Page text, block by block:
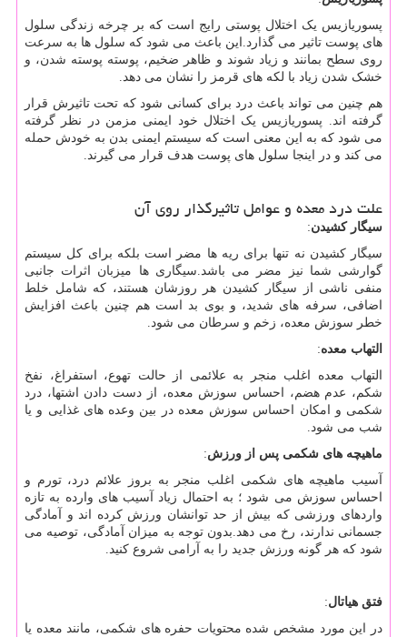
پسوریازیس یک اختلال پوستی رایج است که بر چرخه زندگی سلول
های پوست تاثیر می گذارد.این باعث می شود که سلول ها به سرعت
روی سطح بمانند و زیاد شوند و ظاهر ضخیم، پوسته پوسته شدن، و
خشک شدن زیاد با لکه های قرمز را نشان می دهد.
هم چنین می تواند باعث درد برای کسانی شود که تحت تاثیرش قرار
گرفته اند. پسوریازیس یک اختلال خود ایمنی مزمن در نظر گرفته
می شود که به این معنی است که سیستم ایمنی بدن به خودش حمله
می کند و در اینجا سلول های پوست هدف قرار می گیرند.
علت درد معده و عوامل تاثیرگذار روی آن
سیگار کشیدن:
سیگار کشیدن نه تنها برای ریه ها مضر است بلکه برای کل سیستم
گوارشی شما نیز مضر می باشد.سیگاری ها میزبان اثرات جانبی
منفی ناشی از سیگار کشیدن هر روزشان هستند، که شامل خلط
اضافی، سرفه های شدید، و بوی بد است هم چنین باعث افزایش
خطر سوزش معده، زخم و سرطان می شود.
التهاب معده:
التهاب معده اغلب منجر به علائمی از حالت تهوع، استفراغ، نفخ
شکم، عدم هضم، احساس سوزش معده، از دست دادن اشتها، درد
شکمی و امکان احساس سوزش معده در بین وعده های غذایی و یا
شب می شود.
ماهیچه های شکمی پس از ورزش:
آسیب ماهیچه های شکمی اغلب منجر به بروز علائم درد، تورم و
احساس سوزش می شود ؛ به احتمال زیاد آسیب های وارده به تازه
واردهای ورزشی که بیش از حد توانشان ورزش کرده اند و آمادگی
جسمانی ندارند، رخ می دهد.بدون توجه به میزان آمادگی، توصیه می
شود که هر گونه ورزش جدید را به آرامی شروع کنید.
فتق هیاتال:
در این مورد مشخص شده محتویات حفره های شکمی، مانند معده یا